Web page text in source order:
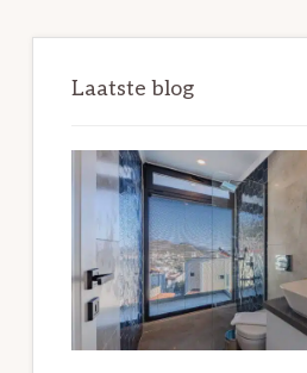
Laatste blog